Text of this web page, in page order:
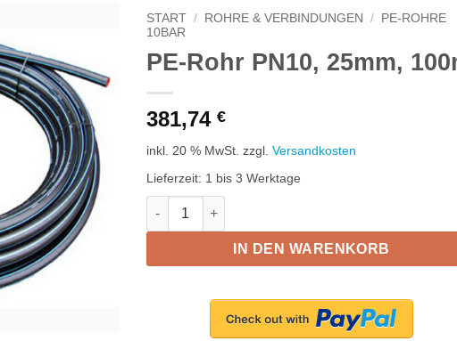
Zu
Wunschliste
hinzufügen
START / ROHRE & VERBINDUNGEN /
PE-ROHRE
10BAR
PE-Rohr PN10, 25mm,
381,74 €
inkl. 20 % MwSt. zzgl. Versandkosten
Lieferzeit: 1 bis 3 Werktage
PE-Rohr PN10, 25mm, 100m Menge
IN DEN WARENKORB